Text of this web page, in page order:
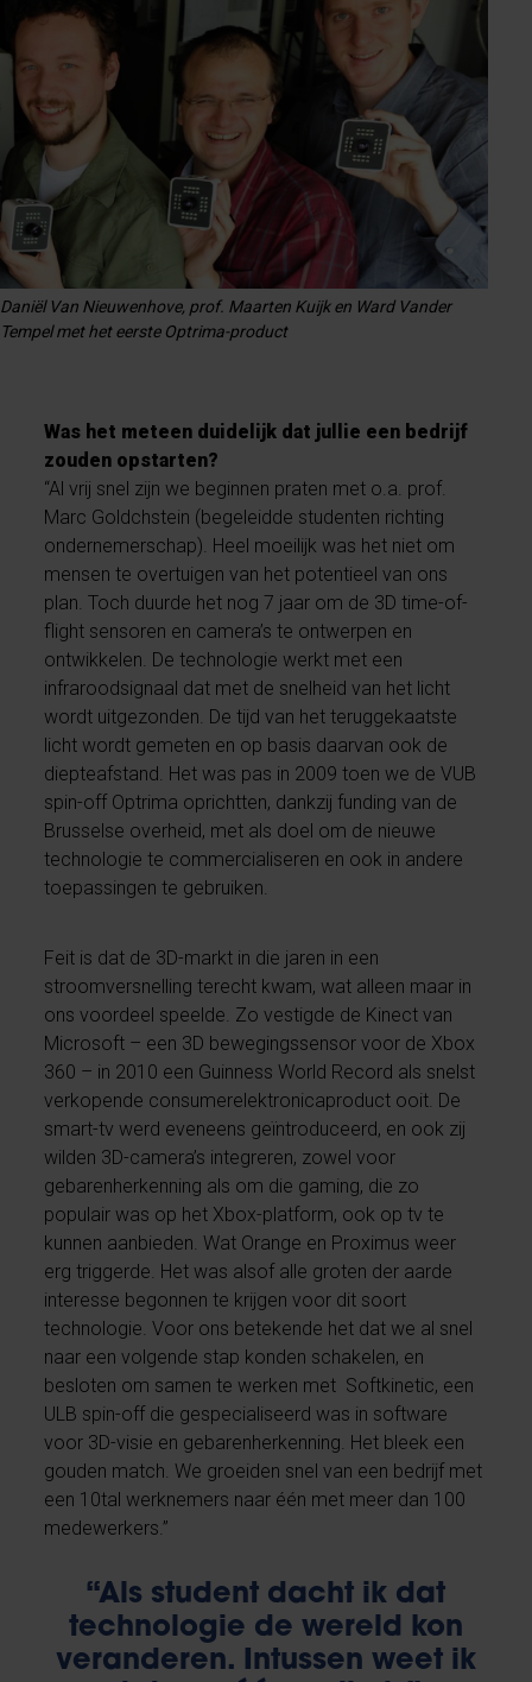
Daniël Van Nieuwenhove, prof. Maarten Kuijk en Ward Vander
Tempel met het eerste Optrima-product
Was het meteen duidelijk dat jullie een bedrijf
zouden opstarten?
“Al vrij snel zijn we beginnen praten met o.a. prof.
Marc Goldchstein (begeleidde studenten richting
ondernemerschap). Heel moeilijk was het niet om
mensen te overtuigen van het potentieel van ons
plan. Toch duurde het nog 7 jaar om de 3D time-of-
flight sensoren en camera’s te ontwerpen en
ontwikkelen. De technologie werkt met een
infraroodsignaal dat met de snelheid van het licht
wordt uitgezonden. De tijd van het teruggekaatste
licht wordt gemeten en op basis daarvan ook de
diepteafstand. Het was pas in 2009 toen we de VUB
spin-off Optrima oprichtten, dankzij funding van de
Brusselse overheid, met als doel om de nieuwe
technologie te commercialiseren en ook in andere
toepassingen te gebruiken.
Feit is dat de 3D-markt in die jaren in een
stroomversnelling terecht kwam, wat alleen maar in
ons voordeel speelde. Zo vestigde de Kinect van
Microsoft – een 3D bewegingssensor voor de Xbox
360 – in 2010 een Guinness World Record als snelst
verkopende consumerelektronicaproduct ooit. De
smart-tv werd eveneens geïntroduceerd, en ook zij
wilden 3D-camera’s integreren, zowel voor
gebarenherkenning als om die gaming, die zo
populair was op het Xbox-platform, ook op tv te
kunnen aanbieden. Wat Orange en Proximus weer
erg triggerde. Het was alsof alle groten der aarde
interesse begonnen te krijgen voor dit soort
technologie. Voor ons betekende het dat we al snel
naar een volgende stap konden schakelen, en
besloten om samen te werken met Softkinetic, een
ULB spin-off die gespecialiseerd was in software
voor 3D-visie en gebarenherkenning. Het bleek een
gouden match. We groeiden snel van een bedrijf met
een 10tal werknemers naar één met meer dan 100
medewerkers.”
“Als student dacht ik dat
technologie de wereld kon
veranderen. Intussen weet ik